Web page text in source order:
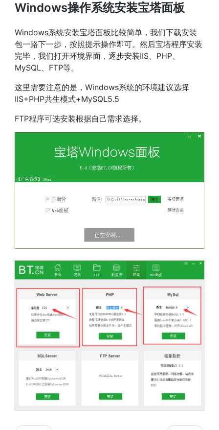
Windows操作系统安装宝塔面板
Windows系统安装宝塔面板比较简单，我们下载安装
包一路下一步，按照提示操作即可。然后宝塔程序安装
完毕，我们打开环境界面，逐步安装IIS、PHP、
MySQL、FTP等。
这里需要注意的是，Windows系统的环境建议选择
IIS+PHP共生模式+MySQL5.5
FTP程序可选安装根据自己需求选择。